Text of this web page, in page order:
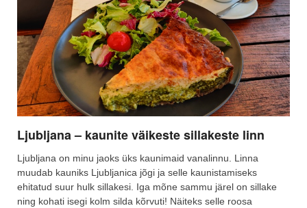
Ljubljana – kaunite väikeste sillakeste linn
Ljubljana on minu jaoks üks kaunimaid vanalinnu. Linna
muudab kauniks Ljubljanica jõgi ja selle kaunistamiseks
ehitatud suur hulk sillakesi. Iga mõne sammu järel on sillake
ning kohati isegi kolm silda kõrvuti! Näiteks selle roosa